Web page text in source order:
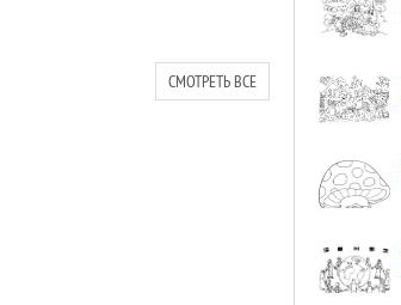
СМОТРЕТЬ ВСЕ